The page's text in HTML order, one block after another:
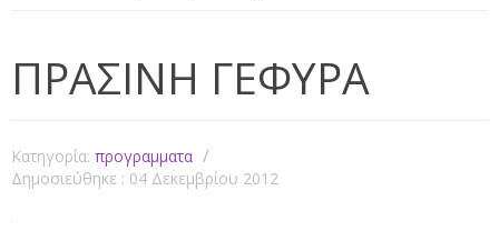
ΠΡΑΣΙΝΗ ΓΕΦΥΡΑ
Κατηγορία: προγραμματα
Δημοσιεύθηκε : 04 Δεκεμβρίου 2012